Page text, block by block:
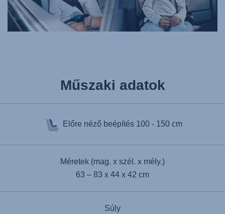
Műszaki adatok
Előre néző beépítés 100 - 150 cm
Méretek (mag. x szél. x mély.)
63 – 83 x 44 x 42 cm
Súly